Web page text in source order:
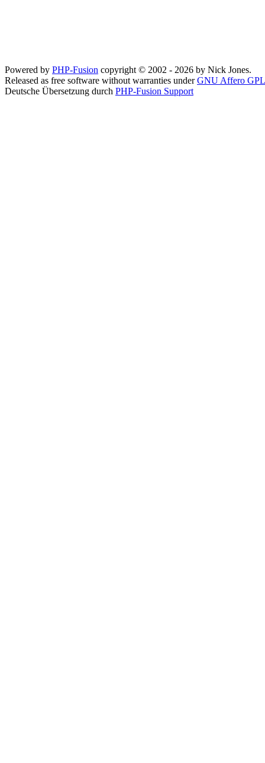
Powered by PHP-Fusion copyright © 2002 - 2026 by Nick Jones.
Released as free software without warranties underGNU Affero GPL
Deutsche Übersetzung durch PHP-Fusion Support